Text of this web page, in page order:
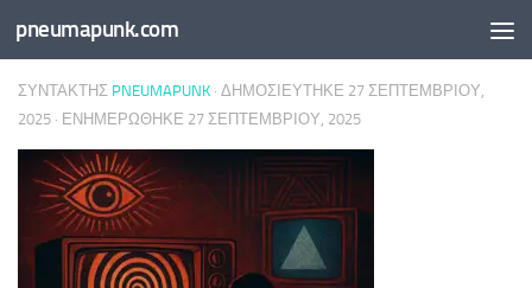
Skip to content
pneumapunk.com
ΣΥΝΤΆΚΤΗΣ PNEUMAPUNK · ΔΗΜΟΣΙΕΎΤΗΚΕ 27 ΣΕΠΤΕΜΒΡΊΟΥ,
2025 · ΕΝΗΜΕΡΏΘΗΚΕ 27 ΣΕΠΤΕΜΒΡΊΟΥ, 2025